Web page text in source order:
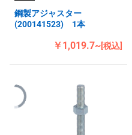
鋼製アジャスター
(200141523) 1本
￥1,019.7~[税込]